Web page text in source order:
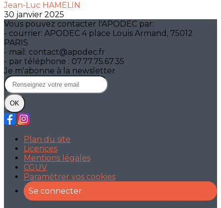
Jean-Luc HAMELIN
30 janvier 2025
Vous pouvez contacter l'APODEC par:
- courrier: APODEC 4 place Louis Armand, 75012
PARIS
- mail: contact@apodec.fr
- par téléphone : 07.77.75.67.35
Je m'abonne à la newsletter
OK
Plan du site
Licences
Mentions légales
CGUV
Paramétrer vos cookies
Se connecter